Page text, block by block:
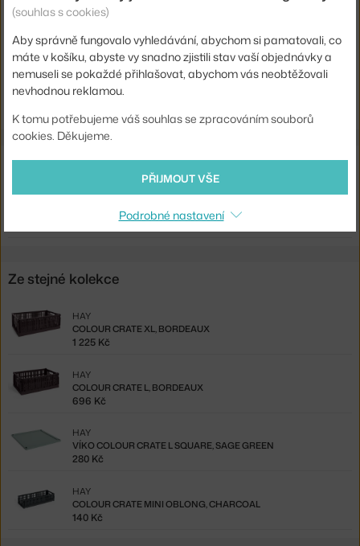
Kód produktu HAY-AE759-A601-AF65
EAN
5710441420323
Ste zo Slovenska? Prejdite naVeko Colour Crate S, powder
Shopping from the EU? Switch to
Související produkty
COLOUR CRATE S, POWDER
Ze stejné kolekce
COLOUR CRATE XL, BORDEAUX
HAY
1 225 Kč
COLOUR CRATE L, BORDEAUX
HAY
696 Kč
VÍKO COLOUR CRATE L SQUARE, SAGE GREEN
HAY
280 Kč
COLOUR CRATE MINI OBLONG, CHARCOAL
HAY
140 Kč
(souhlas s cookies)
Aby správně fungovalo vyhledávání, abychom si pamatovali, co
máte v košíku, abyste vy snadno zjistili stav vaší objednávky a
nemuseli se pokaždé přihlašovat, abychom vás neobtěžovali
nevhodnou reklamou.
K tomu potřebujeme váš souhlas se zpracováním souborů
cookies. Děkujeme.
PŘIJMOUT VŠE
Podrobné nastavení